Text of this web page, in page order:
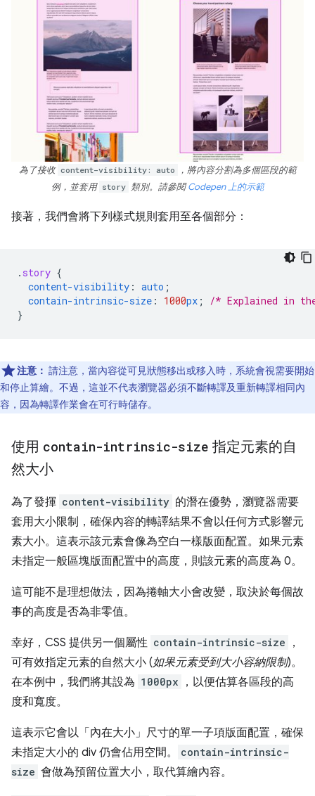
為了接收 content-visibility: auto
，將內容分割為多個區段的範
例，並套用 story 類別。請參閱Codepen 上的示範
接著，我們會將下列樣式規則套用至各個部分：
. story {
content-visibility : auto ;
contain-intrinsic-size : 1000px ;
/* Explained in
}
注意： 請注意，當內容從可見狀態移出或移入時，系統會視需要開始
和停止算繪。不過，這並不代表瀏覽器必須不斷轉譯及重新轉譯相同內
容，因為轉譯作業會在可行時儲存。
使用 contain-intrinsic-size 指定元素的自
然大小
為了發揮 content-visibility 的潛在優勢，瀏覽器需要
套用大小限制，確保內容的轉譯結果不會以任何方式影響元
素大小。這表示該元素會像為空白一樣版面配置。如果元素
未指定一般區塊版面配置中的高度，則該元素的高度為 0。
這可能不是理想做法，因為捲軸大小會改變，取決於每個故
事的高度是否為非零值。
幸好，CSS 提供另一個屬性 contain-intrinsic-size
，
可有效指定元素的自然大小 (如果元素受到大小容納限制)。
在本例中，我們將其設為 1000px
，以便估算各區段的高
度和寬度。
這表示它會以「內在大小」尺寸的單一子項版面配置，確保
未指定大小的 div 仍會佔用空間。
contain-intrinsic-
size 會做為預留位置大小，取代算繪內容。